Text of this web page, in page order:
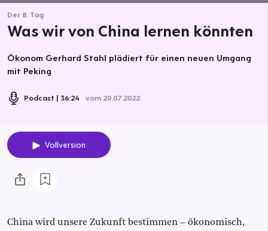
Der 8. Tag
Was wir von China lernen könnten
Ökonom Gerhard Stahl plädiert für einen neuen Umgang
mit Peking
Podcast 36:24 vom 20.07.2022
Vollversion
China wird unsere Zukunft bestimmen – ökonomisch,